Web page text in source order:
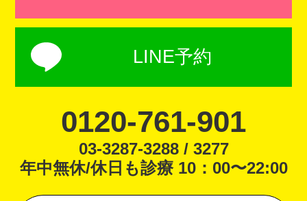
LINE予約
0120-761-901
03-3287-3288 / 3277
年中無休/休日も診療 10：00〜22:00